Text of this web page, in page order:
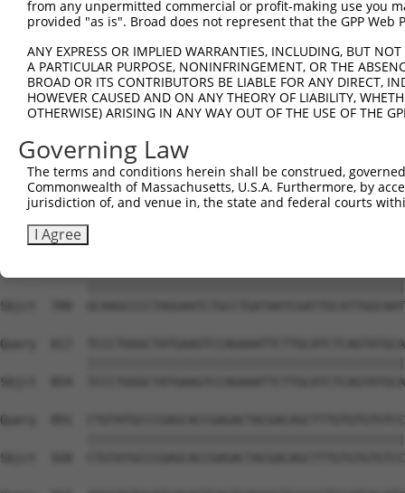
from any unpermitted commercial or profit-making use you
provided "as is". Broad does not represent that the GPP
ANY EXPRESS OR IMPLIED WARRANTIES, INCLUDING, BUT
A PARTICULAR PURPOSE, NONINFRINGEMENT, OR THE
BROAD OR ITS CONTRIBUTORS BE LIABLE FOR ANY DIRECT,
HOWEVER CAUSED AND ON ANY THEORY OF LIABILITY,
OTHERWISE) ARISING IN ANY WAY OUT OF THE USE OF THE
Governing Law
The terms and conditions herein shall be construed,
Commonwealth of Massachusetts, U.S.A. Furthermore, by
jurisdiction of, and venue in, the state and federal courts
I Agree